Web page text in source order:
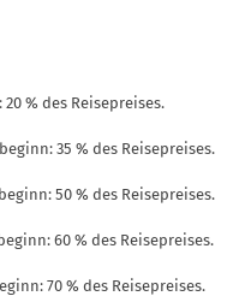
% des Reisepreises.
35 % des Reisepreises.
50 % des Reisepreises.
60 % des Reisepreises.
70 % des Reisepreises.